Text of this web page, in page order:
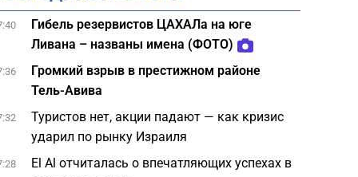
Гибель резервистов ЦАХАЛа на юге
Ливана – названы имена (ФОТО)
Громкий взрыв в престижном районе
Тель-Авива
Туристов нет, акции падают — как кризис
ударил по рынку Израиля
El Al отчиталась о впечатляющих успехах в